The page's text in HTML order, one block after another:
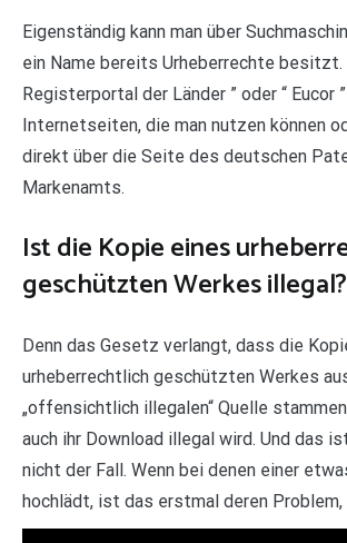
Eigenständig kann man über
ein Name bereits Urheberrechte besitzt.
Registerportal der Länder ” oder “ Eucor
Internetseiten, die man nutzen können
direkt über die Seite des deutschen
Markenamts.
Ist die Kopie eines
geschützten Werkes illegal?
Denn das Gesetz verlangt, dass die
urheberrechtlich geschützten Werkes
„offensichtlich illegalen“ Quelle
auch ihr Download illegal wird. Und das
nicht der Fall. Wenn bei denen einer
hochlädt, ist das erstmal deren Problem,